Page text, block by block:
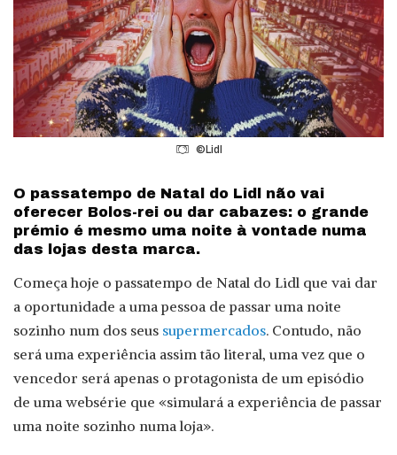
©Lidl
O passatempo de Natal do Lidl não vai
oferecer Bolos-rei ou dar cabazes: o grande
prémio é mesmo uma noite à vontade numa
das lojas desta marca.
Começa hoje o passatempo de Natal do Lidl que vai dar
a oportunidade a uma pessoa de passar uma noite
sozinho num dos seus supermercados. Contudo, não
será uma experiência assim tão literal, uma vez que o
vencedor será apenas o protagonista de um episódio
de uma websérie que «simulará a experiência de passar
uma noite sozinho numa loja».